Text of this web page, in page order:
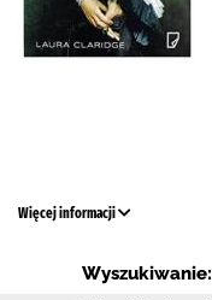
Więcej informacji
Wyszukiwanie: